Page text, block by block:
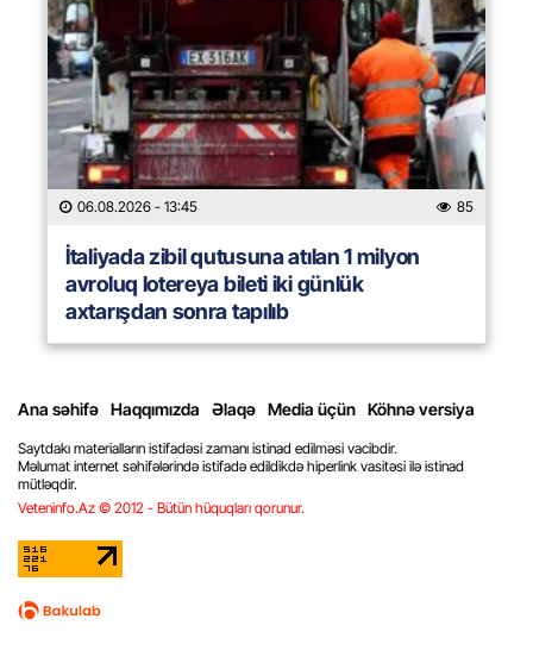
06.08.2026 - 13:45 85
İtaliyada zibil qutusuna atılan 1 milyon
avroluq lotereya bileti iki günlük
axtarışdan sonra tapılıb
Ana səhifə Haqqımızda Əlaqə Media üçün Köhnə versiya
Saytdakı materialların istifadəsi zamanı istinad edilməsi vacibdir.
Məlumat internet səhifələrində istifadə edildikdə hiperlink vasitəsi ilə istinad
mütləqdir.
Veteninfo.Az © 2012 - Bütün hüquqları qorunur.